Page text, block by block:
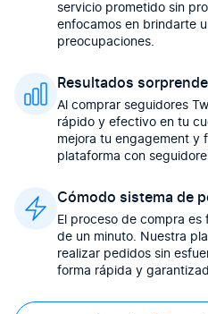
servicio prometido sin
enfocamos en brindarte
preocupaciones.
Resultados
Al comprar seguidores
rápido y efectivo en tu
mejora tu engagement y
plataforma con
Cómodo sistema de
El proceso de compra
de un minuto. Nuestra
realizar pedidos sin
forma rápida y